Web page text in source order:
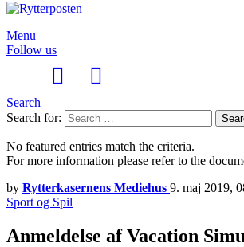
Menu
Follow us
Search
Search for:
No featured entries match the criteria.
For more information please refer to the
by Rytterkasernens Mediehus 9. maj 2019,
Sport og Spil
Anmeldelse af Vacation